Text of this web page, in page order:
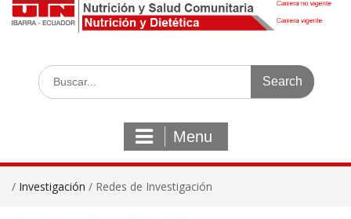
Search
for:
Menu
/ Investigación / Redes de Investigación